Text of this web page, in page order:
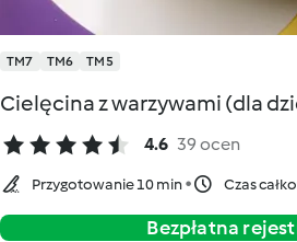
TM7 TM6 TM5
Cielęcina z warzywami (dla
4.6 39 ocen
Przygotowanie 10 min Czas
Bezpłatna